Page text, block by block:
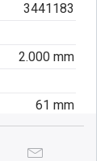
3441183
2.000 mm
61 mm